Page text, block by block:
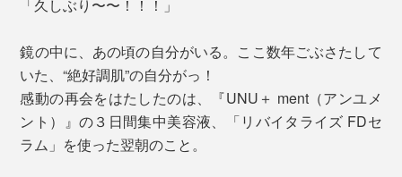
「久しぶり〜〜！！！」
鏡の中に、あの頃の自分がいる。ここ数年ごぶさたして
いた、“絶好調肌”の自分がっ！
感動の再会をはたしたのは、『UNU＋ ment（アンユメ
ント）』の３日間集中美容液、「リバイタライズ FDセ
ラム」を使った翌朝のこと。